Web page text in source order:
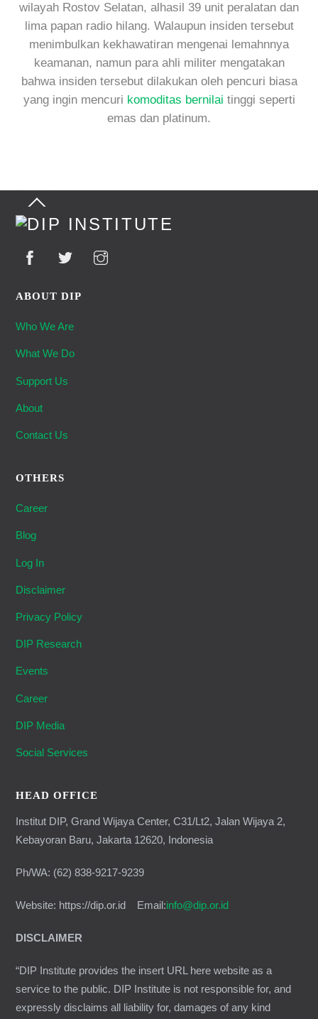
wilayah Rostov Selatan, alhasil 39 unit peralatan dan
lima papan radio hilang. Walaupun insiden tersebut
menimbulkan kekhawatiran mengenai lemahnnya
keamanan, namun para ahli militer mengatakan
bahwa insiden tersebut dilakukan oleh pencuri biasa
yang ingin mencuri komoditas bernilai tinggi seperti
emas dan platinum.
Back
Top
ABOUT DIP
Who We Are
What We Do
Support Us
About
Contact Us
OTHERS
Career
Blog
Log In
Disclaimer
Privacy Policy
DIP Research
Events
Career
DIP Media
Social Services
HEAD OFFICE
Institut DIP, Grand Wijaya Center, C31/Lt2, Jalan Wijaya 2,
Kebayoran Baru, Jakarta 12620, Indonesia
Ph/WA: (62) 838-9217-9239
Website: https://dip.or.id Email:info@dip.or.id
DISCLAIMER
“DIP Institute provides the insert URL here website as a
service to the public. DIP Institute is not responsible for, and
expressly disclaims all liability for, damages of any kind